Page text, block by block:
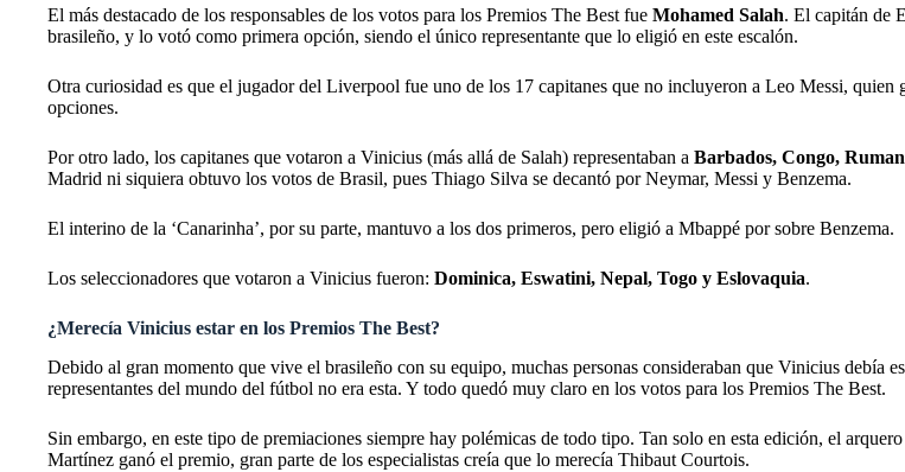
El más destacado de los responsables de los votos para los Premios The Best fue Mohamed Salah. El capitán de
brasileño, y lo votó como primera opción, siendo el único representante que lo eligió en este escalón.
Otra curiosidad es que el jugador del Liverpool fue uno de los 17 capitanes que no incluyeron a Leo Messi, quien
opciones.
Por otro lado, los capitanes que votaron a Vinicius (más allá de Salah) representaban a Barbados, Congo,
Madrid ni siquiera obtuvo los votos de Brasil, pues Thiago Silva se decantó por Neymar, Messi y Benzema.
El interino de la ‘Canarinha’, por su parte, mantuvo a los dos primeros, pero eligió a Mbappé por sobre Benzema.
Los seleccionadores que votaron a Vinicius fueron: Dominica, Eswatini, Nepal, Togo y Eslovaquia.
¿Merecía Vinicius estar en los Premios The Best?
Debido al gran momento que vive el brasileño con su equipo, muchas personas consideraban que Vinicius debía
representantes del mundo del fútbol no era esta. Y todo quedó muy claro en los votos para los Premios The Best.
Sin embargo, en este tipo de premiaciones siempre hay polémicas de todo tipo. Tan solo en esta edición, el
Martínez ganó el premio, gran parte de los especialistas creía que lo merecía Thibaut Courtois.